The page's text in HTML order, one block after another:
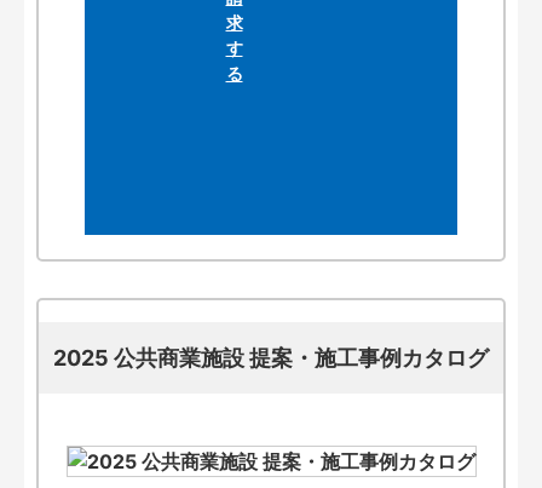
2025 公共商業施設 提案・施工事例カタログ